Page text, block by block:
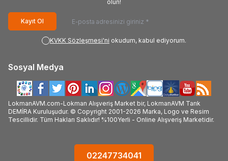
olun!
Kayıt Ol
KVKK Sözleşmesi'ni okudum, kabul ediyorum.
Sosyal Medya
LokmanAVM.com-Lokman Alışveriş Market bir, LokmanAVM Tarık
DEMİRA Kuruluşudur. © Copyright 2001-2026 Marka, Logo ve Resim
Tescillidir. Tüm Hakları Saklıdır! %100Yerli - Online Alışveriş Marketidir.
02247734041